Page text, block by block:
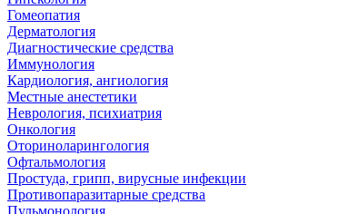
Гомеопатия
Дерматология
Диагностические средства
Иммунология
Кардиология, ангиология
Местные анестетики
Неврология, психиатрия
Онкология
Оториноларингология
Офтальмология
Простуда, грипп, вирусные инфекции
Противопаразитарные средства
Пульмонология